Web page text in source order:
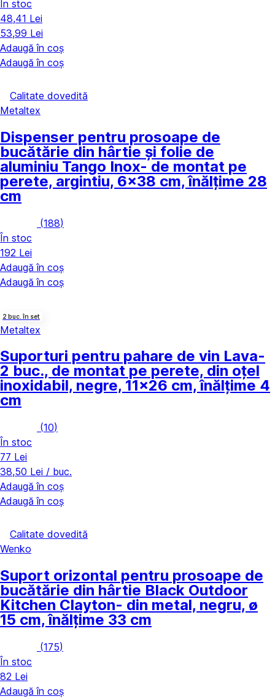
În stoc
48,41 Lei
53,99 Lei
Adaugă în coș
Adaugă în coș
Calitate dovedită
Metaltex
Dispenser pentru prosoape de
bucătărie din hârtie și folie de
aluminiu Tango Inox- de montat pe
perete, argintiu, 6x38 cm, înălțime 28
cm
(188)
În stoc
192 Lei
Adaugă în coș
Adaugă în coș
2 buc. în set
Metaltex
Suporturi pentru pahare de vin Lava-
2 buc., de montat pe perete, din oțel
inoxidabil, negre, 11x26 cm, înălțime 4
cm
(10)
În stoc
77 Lei
38,50 Lei / buc.
Adaugă în coș
Adaugă în coș
Calitate dovedită
Wenko
Suport orizontal pentru prosoape de
bucătărie din hârtie Black Outdoor
Kitchen Clayton- din metal, negru, ø
15 cm, înălțime 33 cm
(175)
În stoc
82 Lei
Adaugă în coș